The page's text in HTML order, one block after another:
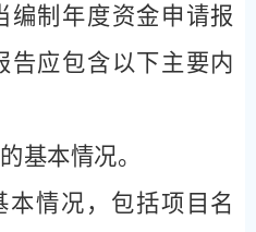
编制年度资金申请报
告应包含以下主要内
基本情况。
本情况，包括项目名